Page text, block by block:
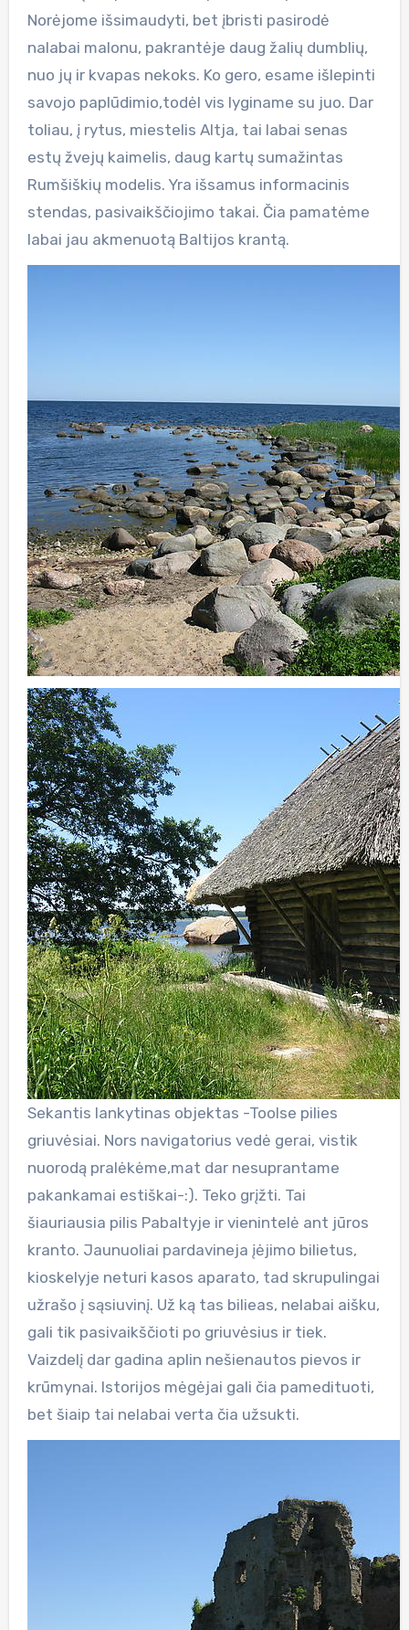
Norėjome išsimaudyti, bet įbristi pasirodė
nalabai malonu, pakrantėje daug žalių dumblių,
nuo jų ir kvapas nekoks. Ko gero, esame išlepinti
savojo paplūdimio,todėl vis lyginame su juo. Dar
toliau, į rytus, miestelis Altja, tai labai senas
estų žvejų kaimelis, daug kartų sumažintas
Rumšiškių modelis. Yra išsamus informacinis
stendas, pasivaikščiojimo takai. Čia pamatėme
labai jau akmenuotą Baltijos krantą.
Sekantis lankytinas objektas -Toolse pilies
griuvėsiai. Nors navigatorius vedė gerai, vistik
nuorodą pralėkėme,mat dar nesuprantame
pakankamai estiškai-:). Teko grįžti. Tai
šiauriausia pilis Pabaltyje ir vienintelė ant jūros
kranto. Jaunuoliai pardavineja įėjimo bilietus,
kioskelyje neturi kasos aparato, tad skrupulingai
užrašo į sąsiuvinį. Už ką tas bilieas, nelabai aišku,
gali tik pasivaikščioti po griuvėsius ir tiek.
Vaizdelį dar gadina aplin nešienautos pievos ir
krūmynai. Istorijos mėgėjai gali čia pamedituoti,
bet šiaip tai nelabai verta čia užsukti.